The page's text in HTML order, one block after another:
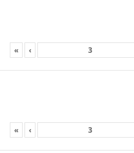
« ‹
« ‹